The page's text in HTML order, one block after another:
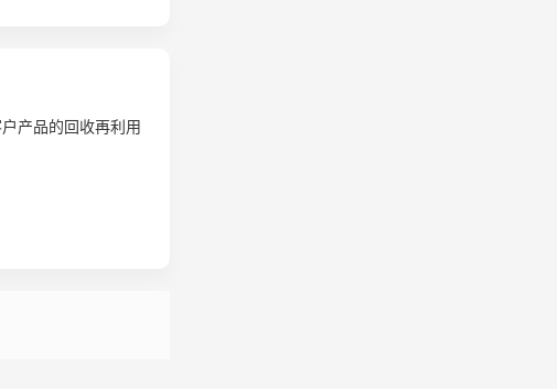
产品的回收再利用